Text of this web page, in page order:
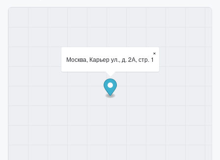
Москва, Карьер ул., д. 2А, стр. 1
×